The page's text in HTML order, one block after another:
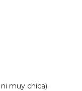
muy chica).